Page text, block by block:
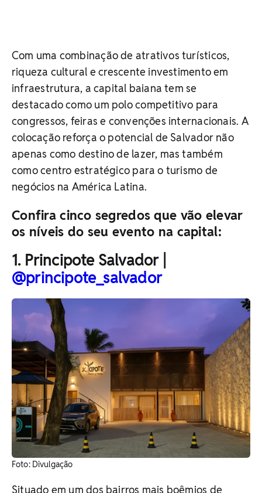
Com uma combinação de atrativos turísticos,
riqueza cultural e crescente investimento em
infraestrutura, a capital baiana tem se
destacado como um polo competitivo para
congressos, feiras e convenções internacionais. A
colocação reforça o potencial de Salvador não
apenas como destino de lazer, mas também
como centro estratégico para o turismo de
negócios na América Latina.
Confira cinco segredos que vão elevar
os níveis do seu evento na capital:
1. Principote Salvador |
@principote_salvador
​Foto: Divulgação
Situado em um dos bairros mais boêmios de